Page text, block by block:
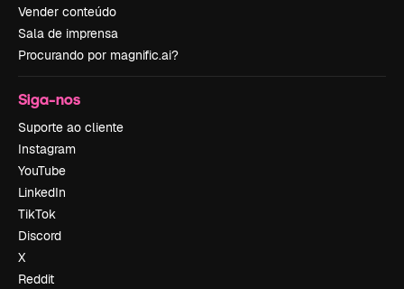
Vender conteúdo
Sala de imprensa
Procurando por magnific.ai?
Siga-nos
Suporte ao cliente
Instagram
YouTube
LinkedIn
TikTok
Discord
X
Reddit